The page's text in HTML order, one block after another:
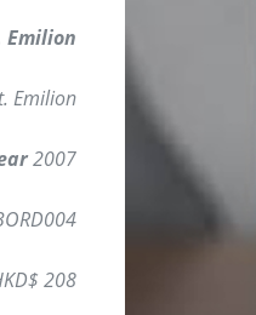
Emilion
Emilion
2007
208